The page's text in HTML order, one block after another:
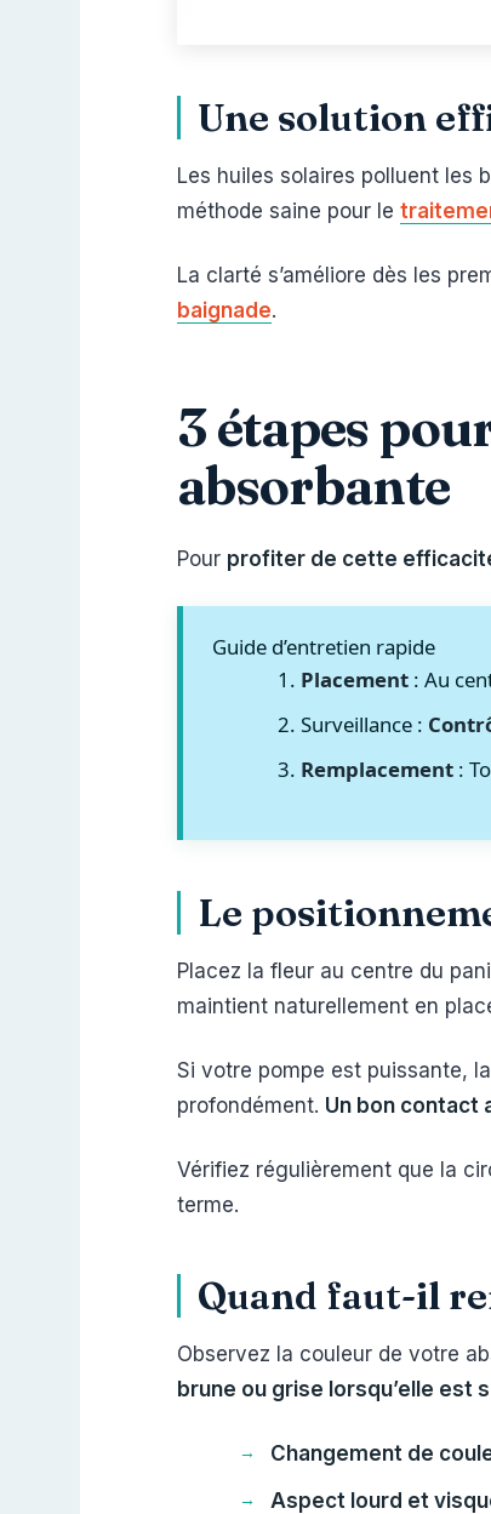
Une solution
Les huiles solaires polluent les
méthode saine pour le
La clarté s’améliore dès les
baignade.
3 étapes
absorbante
Pour profiter de cette
Guide d’entretien rapide
Placement: Au
Surveillance :
Remplacement:
Le
Placez la fleur au centre du
maintient naturellement en
Si votre pompe est puissante,
profondément. Un bon contact
Vérifiez régulièrement que la
terme.
Quand faut-il
Observez la couleur de votre
brune ou grise lorsqu’elle est
Changement de
Aspect lourd et